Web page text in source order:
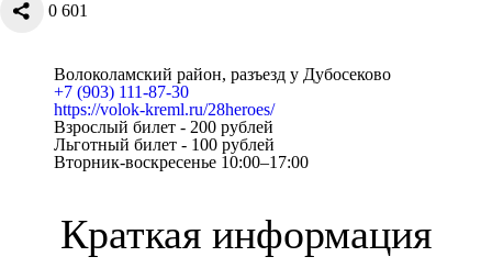
0 601
Волоколамский район, разъезд у Дубосеково
+7 (903) 111-87-30
https://volok-kreml.ru/28heroes/
Взрослый билет - 200 рублей
Льготный билет - 100 рублей
Вторник-воскресенье 10:00–17:00
Краткая информация